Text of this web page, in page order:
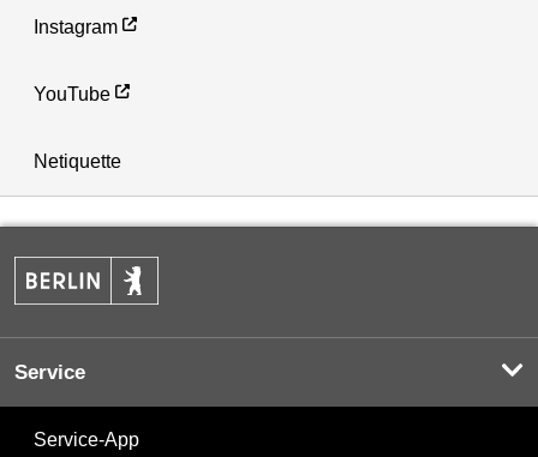
Instagram
YouTube
Netiquette
Service
Service-App